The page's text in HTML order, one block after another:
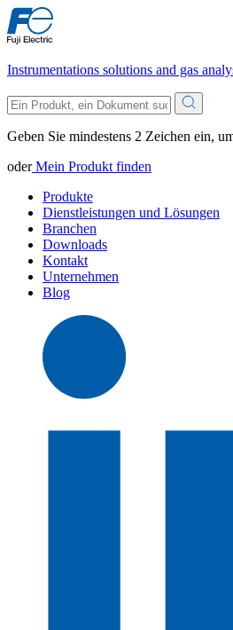
Instrumentations solutions and gas
Geben Sie mindestens 2 Zeichen ein,
oderMein Produkt finden
Produkte
Dienstleistungen und Lösungen
Branchen
Downloads
Kontakt
Unternehmen
Blog